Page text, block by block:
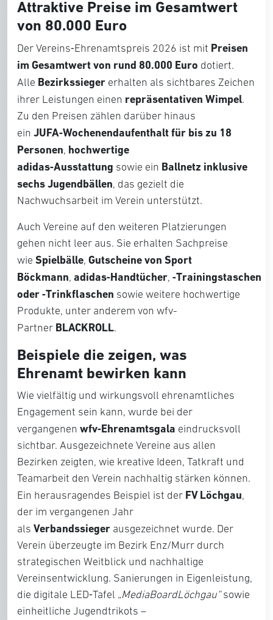
Attraktive Preise im Gesamtwert
von 80.000 Euro
Der Vereins‑Ehrenamtspreis 2026 ist mit Preisen
im Gesamtwert von rund 80.000 Euro dotiert.
Alle Bezirkssieger erhalten als sichtbares Zeichen
ihrer Leistungen einen repräsentativen Wimpel.
Zu den Preisen zählen darüber hinaus
ein JUFA‑Wochenendaufenthalt für bis zu 18
Personen, hochwertige
adidas‑Ausstattung sowie ein Ballnetz inklusive
sechs Jugendbällen, das gezielt die
Nachwuchsarbeit im Verein unterstützt.
Auch Vereine auf den weiteren Platzierungen
gehen nicht leer aus. Sie erhalten Sachpreise
wie Spielbälle, Gutscheine von Sport
Böckmann, adidas‑Handtücher, ‑Trainingstaschen
oder ‑Trinkflaschen sowie weitere hochwertige
Produkte, unter anderem von wfv-
Partner BLACKROLL.
Beispiele die zeigen, was
Ehrenamt bewirken kann
Wie vielfältig und wirkungsvoll ehrenamtliches
Engagement sein kann, wurde bei der
vergangenen wfv‑Ehrenamtsgala eindrucksvoll
sichtbar. Ausgezeichnete Vereine aus allen
Bezirken zeigten, wie kreative Ideen, Tatkraft und
Teamarbeit den Verein nachhaltig stärken können.
Ein herausragendes Beispiel ist der FV Löchgau,
der im vergangenen Jahr
als Verbandssieger ausgezeichnet wurde. Der
Verein überzeugte im Bezirk Enz/Murr durch
strategischen Weitblick und nachhaltige
Vereinsentwicklung. Sanierungen in Eigenleistung,
die digitale LED‑Tafel „MediaBoardLöchgau“sowie
einheitliche Jugendtrikots –